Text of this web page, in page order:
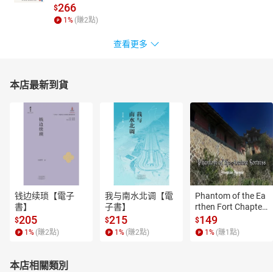
$266
1% (賺2點)
查看更多
本店最新到貨
钱边续琐【電子
書】
$205
1 % (賺2點)
我与南水北调【電
子書】
$215
1 % (賺2點)
Phantom of the Ea
rthen Fort Chapter
4【有聲書】
$149
1 % (賺1 點)
本店相關類別